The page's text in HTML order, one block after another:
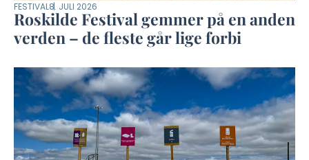
FESTIVAL8. JULI 2026
Roskilde Festival gemmer på en anden
verden – de fleste går lige forbi